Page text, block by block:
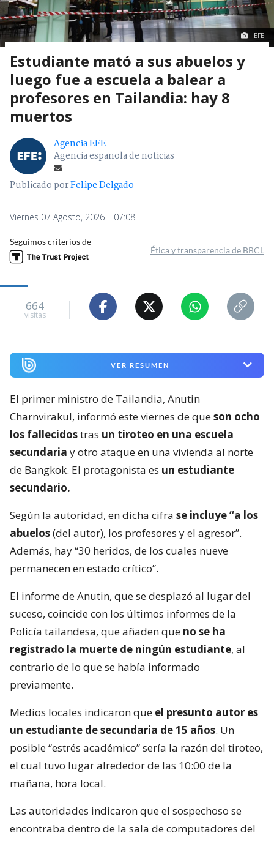
EFE
Estudiante mató a sus abuelos y
luego fue a escuela a balear a
profesores en Tailandia: hay 8
muertos
Agencia EFE
Agencia española de noticias
Publicado porFelipe Delgado
Viernes 07 Agosto, 2026 | 07:08
Seguimos criterios de
Ética y transparencia de BBCL
664
visitas
VER RESUMEN
El primer ministro de Tailandia, Anutin
Charnvirakul, informó este viernes de queson ocho
los fallecidostras un tiroteo en una escuela
secundaria y otro ataque en una vivienda al norte
de Bangkok. El protagonista es un estudiante
secundario.
Según la autoridad, en dicha cifra se incluye “a los
abuelos(del autor), los profesores y el agresor”.
Además, hay “30 heridos, de los cuales nueve
permanecen en estado crítico”.
El informe de Anutin, que se desplazó al lugar del
suceso, coincide con los últimos informes de la
Policía tailandesa, que añaden que no se ha
registrado la muerte de ningún estudiante, al
contrario de lo que se había informado
previamente.
Medios locales indicaron que el presunto autor es
un estudiante de secundaria de 15 años. Un
posible “estrés académico” sería la razón del tiroteo,
el cual tuvo lugar alrededor de las 10:00 de la
mañana, hora local.
Las autoridades indicaron que el sospechoso se
encontraba dentro de la sala de computadores del